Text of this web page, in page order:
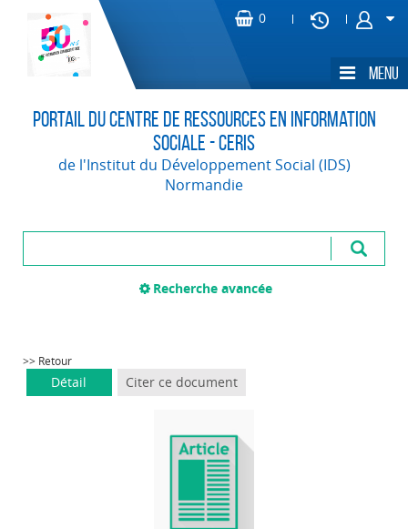
Portail du Centre de Ressources en Information
Sociale - CERIS
de l'Institut du Développement Social (IDS)
Normandie
Recherche avancée
>> Retour
Détail Citer ce document